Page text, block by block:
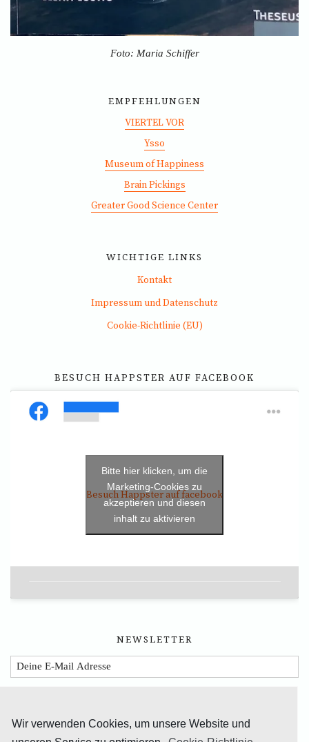
Foto: Maria Schiffer
EMPFEHLUNGEN
VIERTEL VOR
Ysso
Museum of Happiness
Brain Pickings
Greater Good Science Center
WICHTIGE LINKS
Kontakt
Impressum und Datenschutz
Cookie-Richtlinie (EU)
BESUCH HAPPSTER AUF FACEBOOK
Besuch Happster auf facebook
Bitte hier klicken, um die
Marketing-Cookies zu
akzeptieren und diesen
inhalt zu aktivieren
NEWSLETTER
Wir verwenden Cookies, um unsere Website und